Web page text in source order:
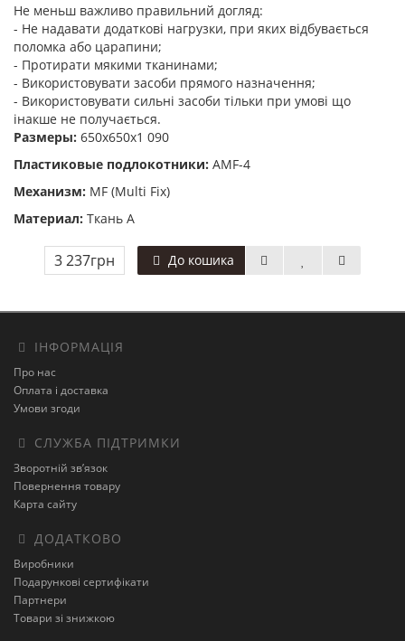
Не меньш важливо правильний догляд:
- Не надавати додаткові нагрузки, при яких відбувається
поломка або царапини;
- Протирати мякими тканинами;
- Використовувати засоби прямого назначення;
- Використовувати сильні засоби тільки при умові що
інакше не получається.
Размеры: 650x650x1 090
Пластиковые подлокотники: AMF-4
Механизм: MF (Multi Fix)
Материал: Ткань А
3 237грн До кошика
ІНФОРМАЦІЯ
Про нас
Оплата і доставка
Умови згоди
СЛУЖБА ПІДТРИМКИ
Зворотній зв’язок
Повернення товару
Карта сайту
ДОДАТКОВО
Виробники
Подарункові сертифікати
Партнери
Товари зі знижкою